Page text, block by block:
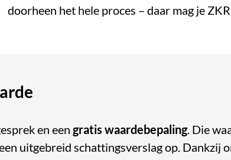
doorheen het hele proces – daar mag je
en een gratis waardebepaling. Die
uitgebreid schattingsverslag op. Dankzij